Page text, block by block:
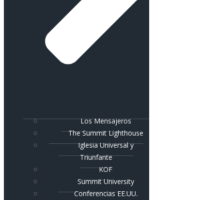
Los Mensajeros
The Summit Lighthouse
Iglesia Universal y
Triunfante
KOF
Summit University
Conferencias EE.UU.